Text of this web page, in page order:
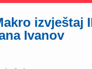
izvještaj
Ivanov